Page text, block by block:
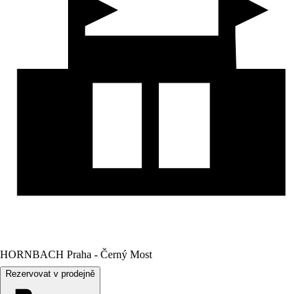
HORNBACH Praha - Černý Most
Rezervovat v prodejně